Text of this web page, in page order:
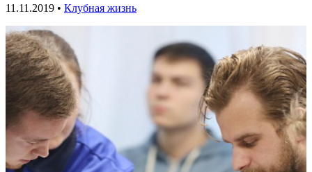
11.11.2019 • Клубная жизнь